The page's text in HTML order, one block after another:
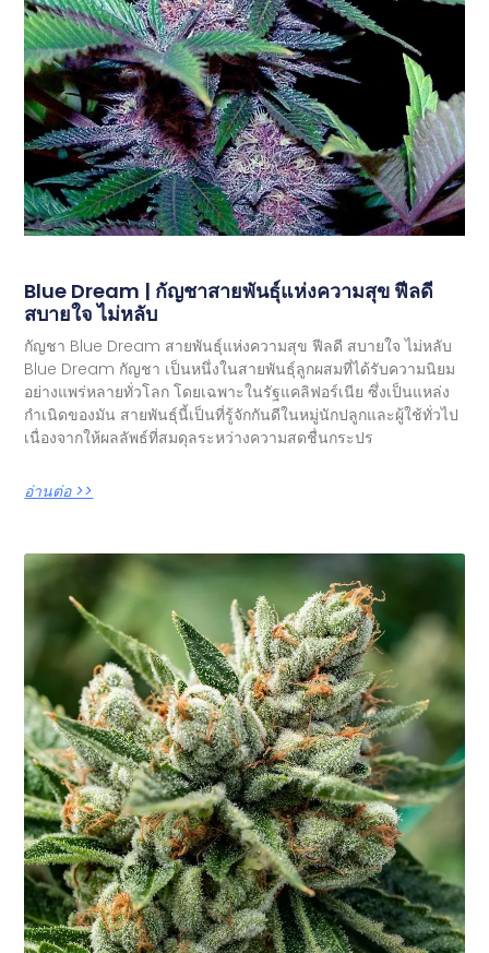
Blue Dream | กัญชาสายพันธุ์แห่งความสุข ฟีลดี
สบายใจ ไม่หลับ
กัญชา Blue Dream สายพันธุ์แห่งความสุข ฟีลดี สบายใจ ไม่หลับ
Blue Dream กัญชา เป็นหนึ่งในสายพันธุ์ลูกผสมที่ได้รับความนิยม
อย่างแพร่หลายทั่วโลก โดยเฉพาะในรัฐแคลิฟอร์เนีย ซึ่งเป็นแหล่ง
กำเนิดของมัน สายพันธุ์นี้เป็นที่รู้จักกันดีในหมู่นักปลูกและผู้ใช้ทั่วไป
เนื่องจากให้ผลลัพธ์ที่สมดุลระหว่างความสดชื่นกระปร
อ่านต่อ >>